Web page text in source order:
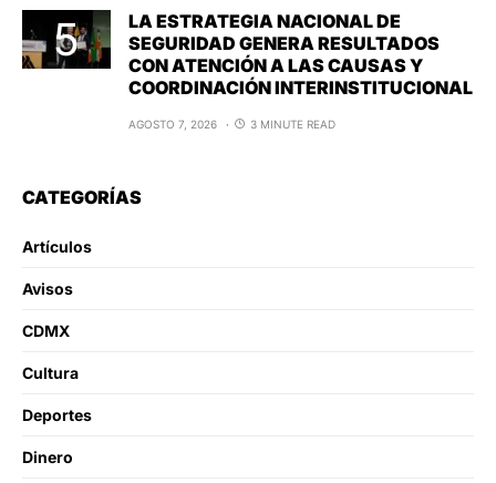
LA ESTRATEGIA NACIONAL DE
SEGURIDAD GENERA RESULTADOS
CON ATENCIÓN A LAS CAUSAS Y
COORDINACIÓN INTERINSTITUCIONAL
AGOSTO 7, 2026 3 MINUTE READ
CATEGORÍAS
Artículos
Avisos
CDMX
Cultura
Deportes
Dinero